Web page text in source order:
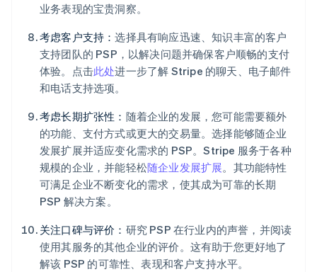
业务表现的宝贵洞察。
考虑客户支持：选择具有响应迅速、知识丰富的客户
支持团队的 PSP，以解决问题并确保客户顺畅的支付
体验。点击此处进一步了解 Stripe 的聊天、电子邮件
和电话支持选项。
考虑长期扩张性： 随着企业的发展，您可能需要额外
的功能、支付方式或更大的交易量。选择能够随企业
发展扩展并适应变化需求的 PSP。Stripe 服务于各种
规模的企业，并能轻松随企业发展扩展。其功能特性
可满足企业不断变化的需求，使其成为可靠的长期
PSP 解决方案。
关注口碑与评价： 研究 PSP 在行业内的声誉，并阅读
使用其服务的其他企业的评价。这有助于您更好地了
解该 PSP 的可靠性、表现和客户支持水平。